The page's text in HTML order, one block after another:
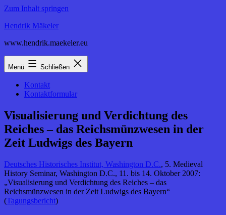
Zum Inhalt springen
Hendrik Mäkeler
www.hendrik.maekeler.eu
Menü Schließen
Kontakt
Kontaktformular
Visualisierung und Verdichtung des
Reiches – das Reichsmünzwesen in der
Zeit Ludwigs des Bayern
Deutsches Historisches Institut, Washington D.C., 5. Medieval
History Seminar, Washington D.C., 11. bis 14. Oktober 2007:
„Visualisierung und Verdichtung des Reiches – das
Reichsmünzwesen in der Zeit Ludwigs des Bayern“
(Tagungsbericht)